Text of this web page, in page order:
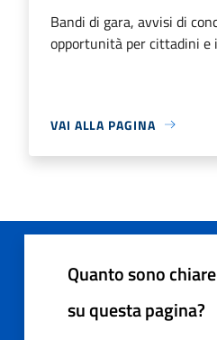
Bandi di gara, avvisi di
opportunità per cittadini e
VAI ALLA PAGINA
Quanto sono
su questa pagina?